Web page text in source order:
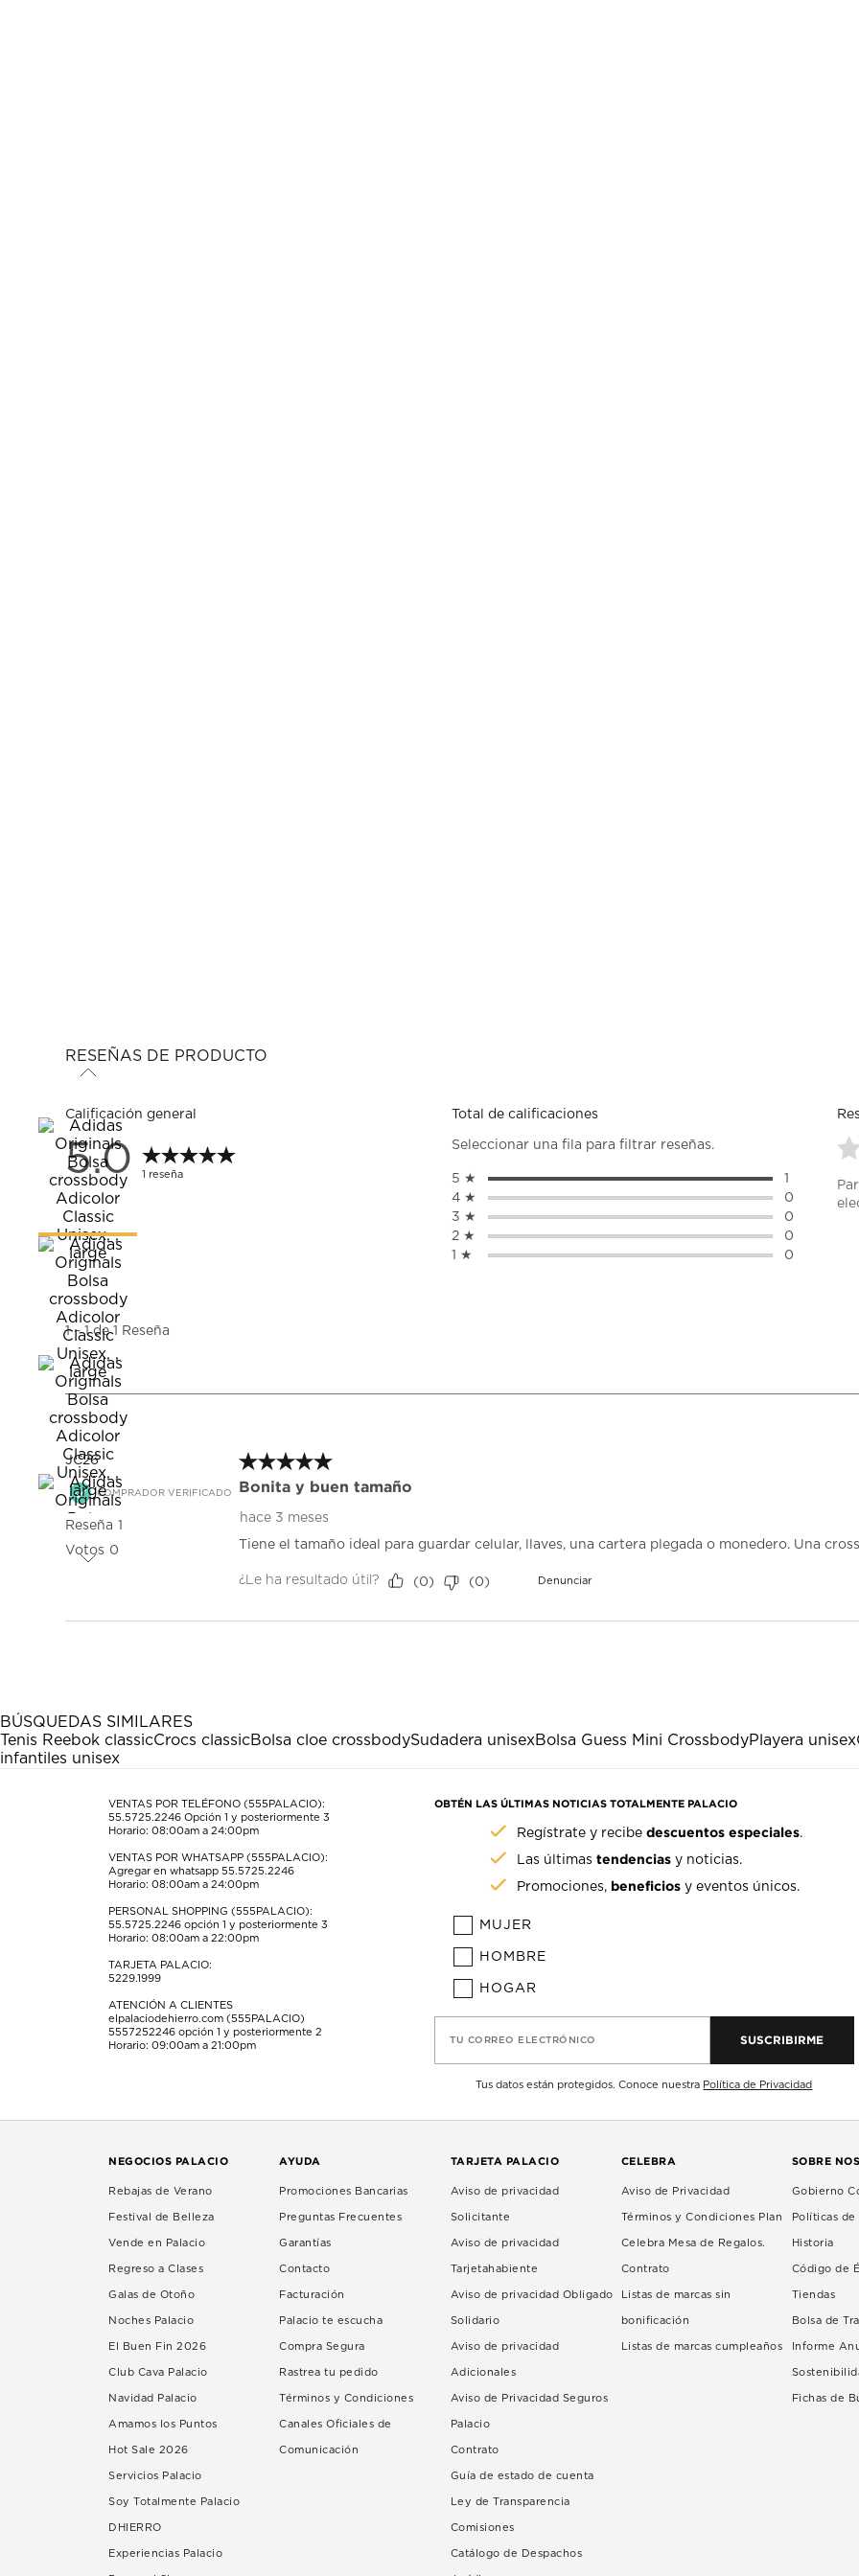
RESEÑAS DE PRODUCTO
Total de calificaciones
Seleccionar una fila para filtrar reseñas.
5 ★ estrellas
1
1 reseña
4 ★ estrellas
0
0 reseñas
3 ★ estrellas
0
0 reseñas
2 ★ estrellas
0
0 reseñas
1 ★ estrellas
0
Calificación general
5.0 1 reseña
1
a
1
de
1
Reseña.
1– 1 de 1 Reseña
JC26
COMPRADOR VERIFICADO
Reseña 1
Votos 0
5 de 5 estrellas.
Bonita y buen tamaño
hace 3 meses
Tiene el tamaño ideal para guardar celular, llaves, una cartera plegada o monedero. Una
¿Le ha resultado útil? (0) (0) Denunciar
BÚSQUEDAS SIMILARES
Tenis Reebok classicCrocs classicBolsa cloe crossbodySudadera unisexBolsa Guess Mini CrossbodyPlayera unisex
infantiles unisex
VENTAS POR TELÉFONO (555PALACIO):
55.5725.2246 Opción 1 y posteriormente 3
Horario: 08:00am a 24:00pm
VENTAS POR WHATSAPP (555PALACIO):
Agregar en whatsapp 55.5725.2246
Horario: 08:00am a 24:00pm
PERSONAL SHOPPING (555PALACIO):
55.5725.2246 opción 1 y posteriormente 3
Horario: 08:00am a 22:00pm
TARJETA PALACIO:
5229.1999
ATENCIÓN A CLIENTES
elpalaciodehierro.com (555PALACIO)
5557252246 opción 1 y posteriormente 2
Horario: 09:00am a 21:00pm
OBTÉN LAS ÚLTIMAS NOTICIAS TOTALMENTE PALACIO
Regístrate y recibedescuentos especiales.
Las últimastendencias y noticias.
Promociones, beneficios y eventos únicos.
MUJER
HOMBRE
HOGAR
TU CORREO ELECTRÓNICO SUSCRIBIRME
Tus datos están protegidos. Conoce nuestra Política de Privacidad
NEGOCIOS PALACIO
Rebajas de Verano
Festival de Belleza
Vende en Palacio
Regreso a Clases
Galas de Otoño
Noches Palacio
El Buen Fin 2026
Club Cava Palacio
Navidad Palacio
Amamos los Puntos
Hot Sale 2026
Servicios Palacio
Soy Totalmente Palacio
DHIERRO
Experiencias Palacio
AYUDA
Promociones Bancarias
Preguntas Frecuentes
Garantías
Contacto
Facturación
Palacio te escucha
Compra Segura
Rastrea tu pedido
Términos y Condiciones
Canales Oficiales de
Comunicación
TARJETA PALACIO
Aviso de privacidad
Solicitante
Aviso de privacidad
Tarjetahabiente
Aviso de privacidad Obligado
Solidario
Aviso de privacidad
Adicionales
Aviso de Privacidad Seguros
Palacio
Contrato
Guía de estado de cuenta
Ley de Transparencia
Comisiones
Catálogo de Despachos
CELEBRA
Aviso de Privacidad
Términos y Condiciones Plan
Celebra Mesa de Regalos.
Contrato
Listas de marcas sin
bonificación
Listas de marcas cumpleaños
SOBRE
Gobierno
Políticas
Historia
Código de
Tiendas
Bolsa de
Informe
Fichas de